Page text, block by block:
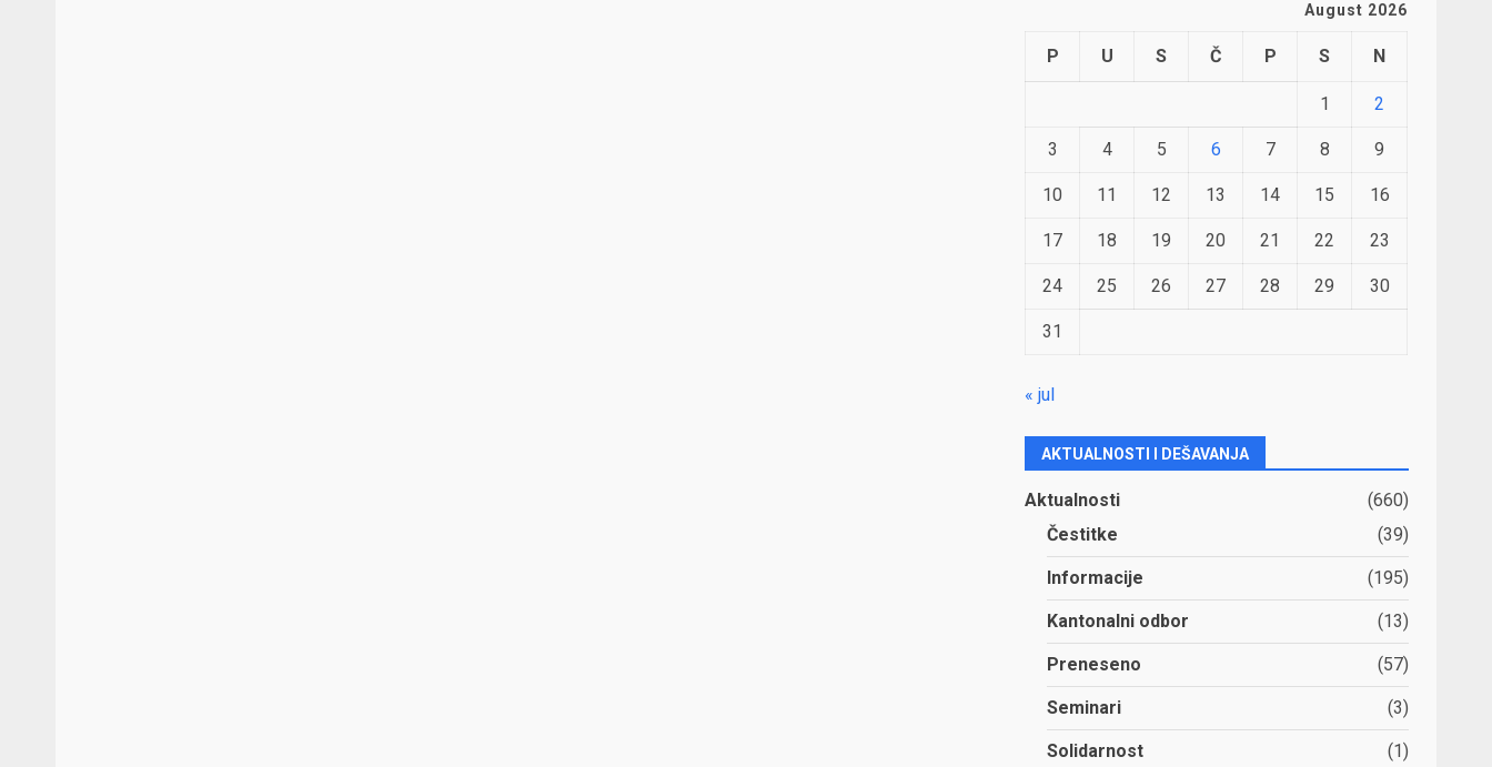
August 2026
P U S Č P S N
1 2
3 4 5 6 7 8 9
10 11 12 13 14 15 16
17 18 19 20 21 22 23
24 25 26 27 28 29 30
31
« jul
AKTUALNOSTI I DEŠAVANJA
Aktualnosti
(660)
Čestitke
(39)
Informacije (195)
Kantonalni odbor (13)
Preneseno (57)
Seminari (3)
Solidarnost (1)